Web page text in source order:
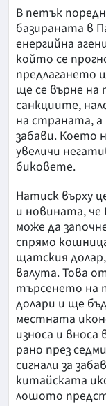
В петък
базираната в
енергийна
който се
предлагането
ще се върне на
санкциите,
на страната,
забави. Което
увеличи
биковете.
Натиск върху
и новината,
може да
спрямо
щатския
валута. Това
търсенето на
долари и ще
местната
износа и
рано през
сигнали за
китайската
лошото